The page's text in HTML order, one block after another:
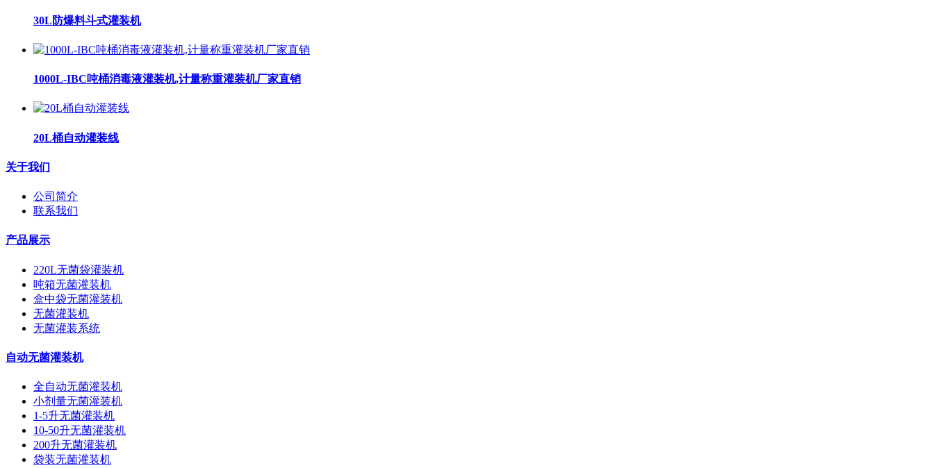
30L防爆料斗式灌装机
1000L-IBC吨桶消毒液灌装机,计量称重灌装机厂家直销
20L桶自动灌装线
关于我们
公司简介
联系我们
产品展示
220L无菌袋灌装机
吨箱无菌灌装机
盒中袋无菌灌装机
无菌灌装机
无菌灌装系统
自动无菌灌装机
全自动无菌灌装机
小剂量无菌灌装机
1-5升无菌灌装机
10-50升无菌灌装机
200升无菌灌装机
袋装无菌灌装机